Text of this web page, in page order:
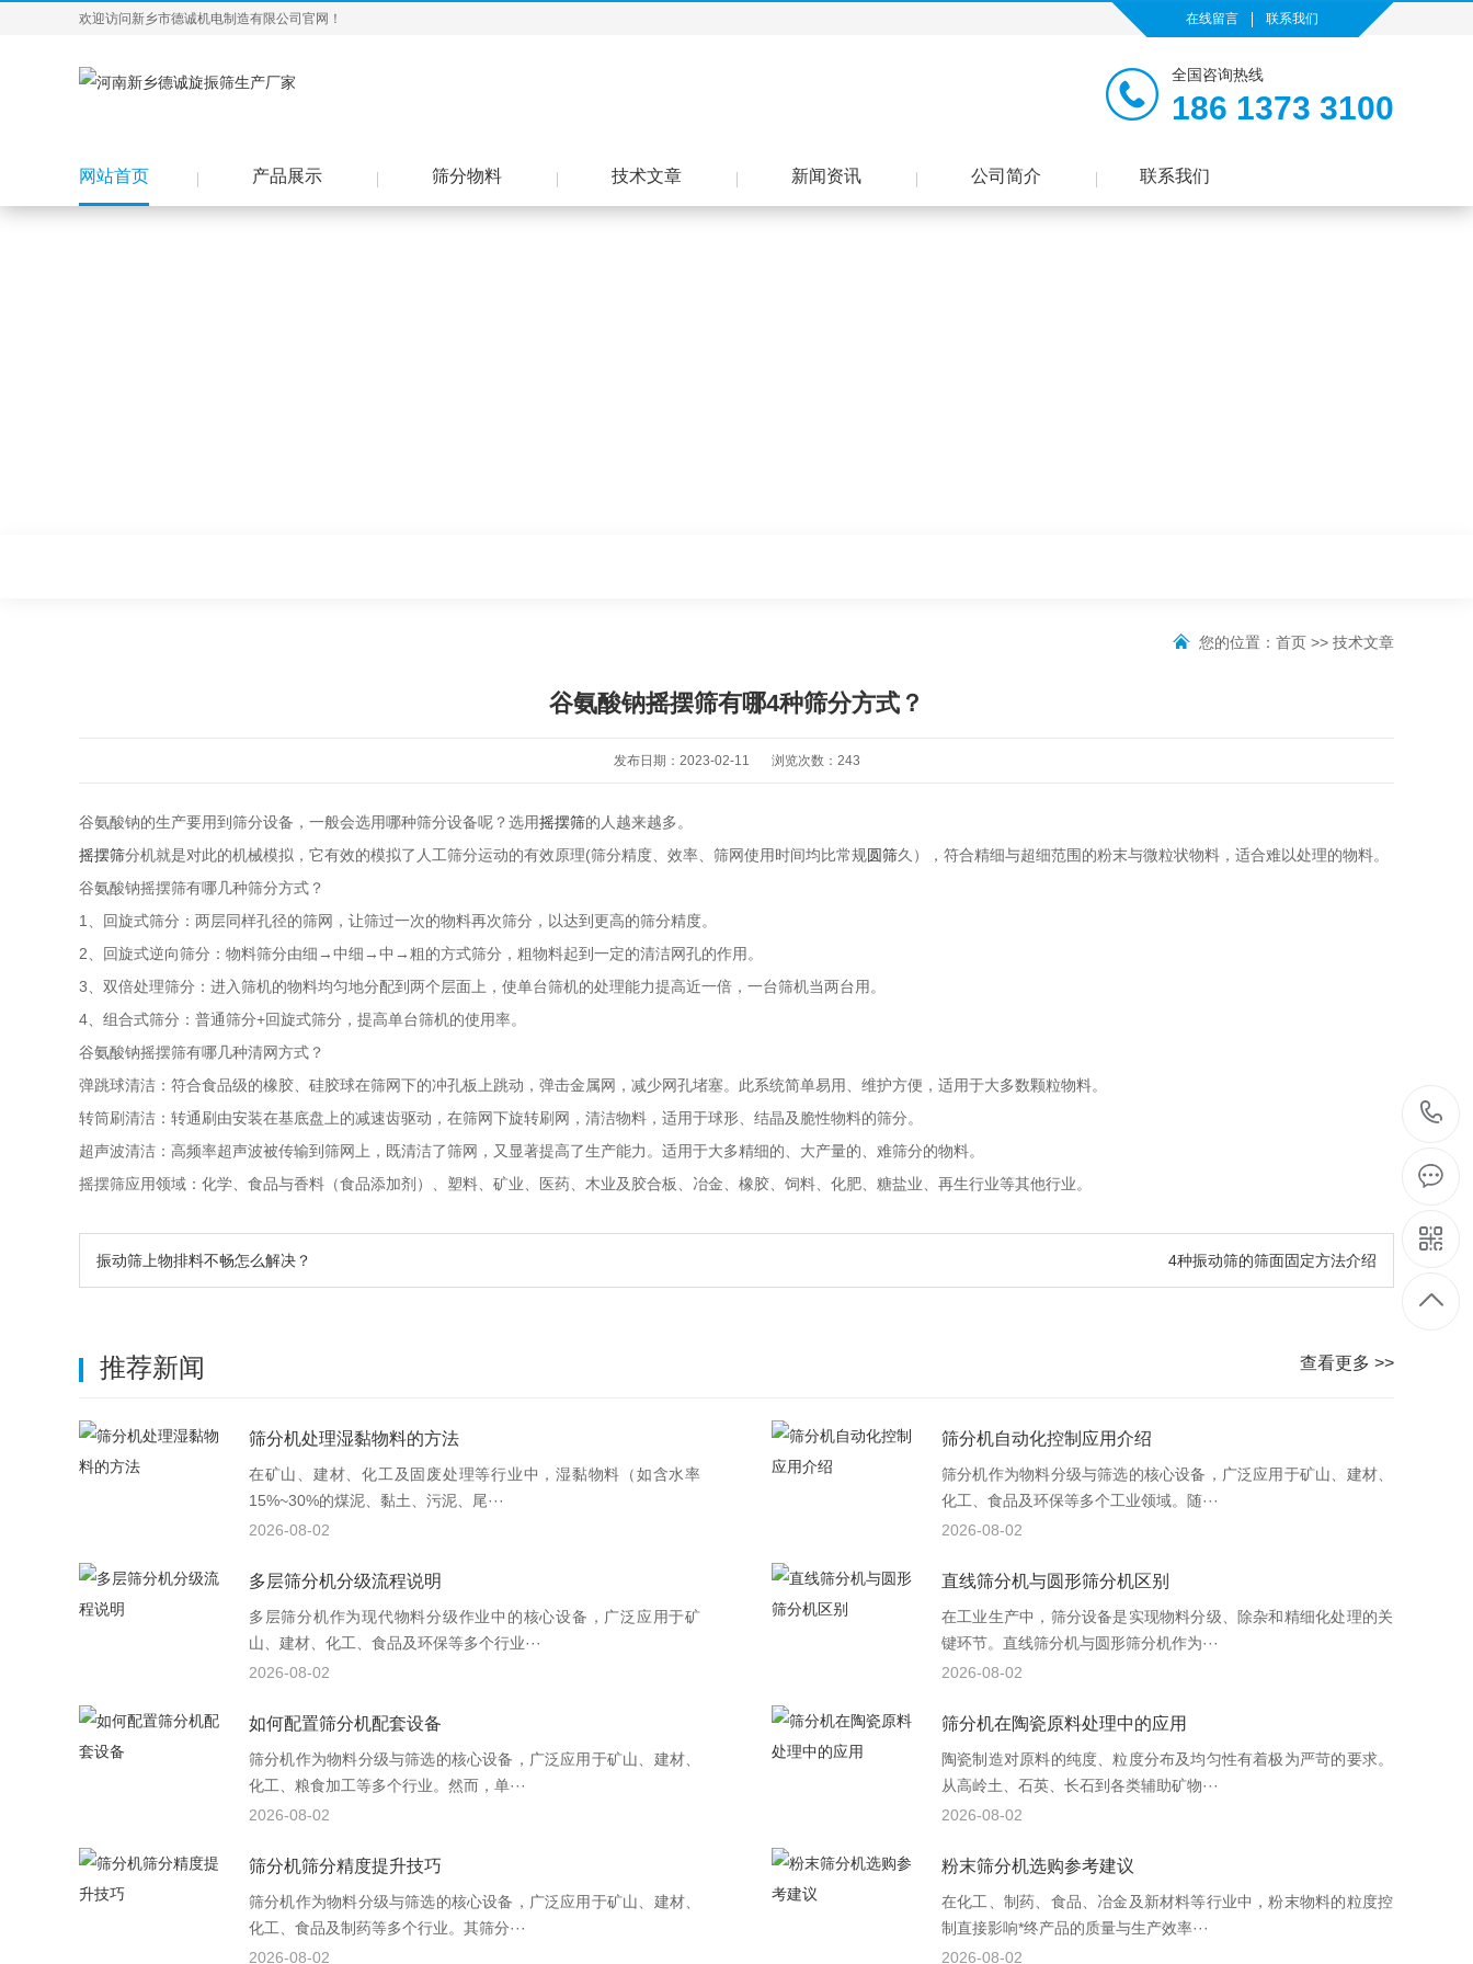
欢迎访问新乡市德诚机电制造有限公司官网！ 在线留言 联系我们
全国咨询热线
186 1373 3100
网站首页 产品展示 筛分物料 技术文章 新闻资讯 公司简介 联系我们
您的位置： 首页 >> 技术文章
谷氨酸钠摇摆筛有哪4种筛分方式？
发布日期：2023-02-11 浏览次数：243
谷氨酸钠的生产要用到筛分设备，一般会选用哪种筛分设备呢？选用摇摆筛的人越来越多。
摇摆筛分机就是对此的机械模拟，它有效的模拟了人工筛分运动的有效原理(筛分精度、效率、筛网使用时间均比常规圆筛久），符合精细与超细范围的粉末与微粒状物料，适合难以处理的物料。
谷氨酸钠摇摆筛有哪几种筛分方式？
1、回旋式筛分：两层同样孔径的筛网，让筛过一次的物料再次筛分，以达到更高的筛分精度。
2、回旋式逆向筛分：物料筛分由细→中细→中→粗的方式筛分，粗物料起到一定的清洁网孔的作用。
3、双倍处理筛分：进入筛机的物料均匀地分配到两个层面上，使单台筛机的处理能力提高近一倍，一台筛机当两台用。
4、组合式筛分：普通筛分+回旋式筛分，提高单台筛机的使用率。
谷氨酸钠摇摆筛有哪几种清网方式？
弹跳球清洁：符合食品级的橡胶、硅胶球在筛网下的冲孔板上跳动，弹击金属网，减少网孔堵塞。此系统简单易用、维护方便，适用于大多数颗粒物料。
转筒刷清洁：转通刷由安装在基底盘上的减速齿驱动，在筛网下旋转刷网，清洁物料，适用于球形、结晶及脆性物料的筛分。
超声波清洁：高频率超声波被传输到筛网上，既清洁了筛网，又显著提高了生产能力。适用于大多精细的、大产量的、难筛分的物料。
摇摆筛应用领域：化学、食品与香料（食品添加剂）、塑料、矿业、医药、木业及胶合板、冶金、橡胶、饲料、化肥、糖盐业、再生行业等其他行业。
振动筛上物排料不畅怎么解决？ 4种振动筛的筛面固定方法介绍
查看更多 >>
推荐新闻
筛分机处理湿黏物料的方法
在矿山、建材、化工及固废处理等行业中，湿黏物料（如含水率
15%~30%的煤泥、黏土、污泥、尾···
2026-08-02
筛分机自动化控制应用介绍
筛分机作为物料分级与筛选的核心设备，广泛应用于矿山、建材、
化工、食品及环保等多个工业领域。随···
2026-08-02
多层筛分机分级流程说明
多层筛分机作为现代物料分级作业中的核心设备，广泛应用于矿
山、建材、化工、食品及环保等多个行业···
2026-08-02
直线筛分机与圆形筛分机区别
在工业生产中，筛分设备是实现物料分级、除杂和精细化处理的关
键环节。直线筛分机与圆形筛分机作为···
2026-08-02
如何配置筛分机配套设备
筛分机作为物料分级与筛选的核心设备，广泛应用于矿山、建材、
化工、粮食加工等多个行业。然而，单···
2026-08-02
筛分机在陶瓷原料处理中的应用
陶瓷制造对原料的纯度、粒度分布及均匀性有着极为严苛的要求。
从高岭土、石英、长石到各类辅助矿物···
2026-08-02
筛分机筛分精度提升技巧
筛分机作为物料分级与筛选的核心设备，广泛应用于矿山、建材、
化工、食品及制药等多个行业。其筛分···
2026-08-02
粉末筛分机选购参考建议
在化工、制药、食品、冶金及新材料等行业中，粉末物料的粒度控
制直接影响*终产品的质量与生产效率···
2026-08-02